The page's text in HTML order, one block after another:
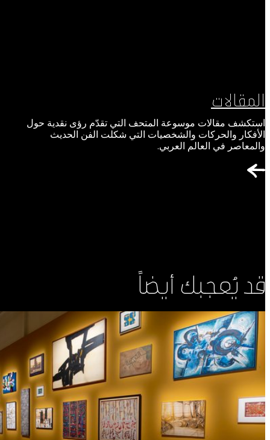
المقالات
استكشف مقالات موسوعة المتحف التي تقدّم رؤى نقدية حول
الأفكار والحركات والشخصيات التي شكلت الفن الحديث
والمعاصر في العالم العربي.
قد يُعجبك أيضاً